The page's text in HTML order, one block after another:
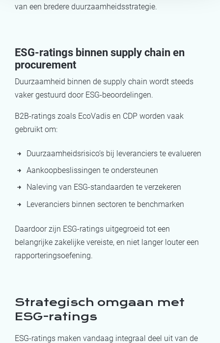
van een bredere duurzaamheidsstrategie.
ESG-ratings binnen supply chain en
procurement
Duurzaamheid binnen de supply chain wordt steeds
vaker gestuurd door ESG-beoordelingen.
B2B-ratings zoals EcoVadis en CDP worden vaak
gebruikt om:
Duurzaamheidsrisico’s bij leveranciers te evalueren
Aankoopbeslissingen te ondersteunen
Naleving van ESG-standaarden te verzekeren
Leveranciers binnen sectoren te benchmarken
Daardoor zijn ESG-ratings uitgegroeid tot een
belangrijke zakelijke vereiste, en niet langer louter een
rapporteringsoefening.
Strategisch omgaan met
ESG-ratings
ESG-ratings maken vandaag integraal deel uit van de